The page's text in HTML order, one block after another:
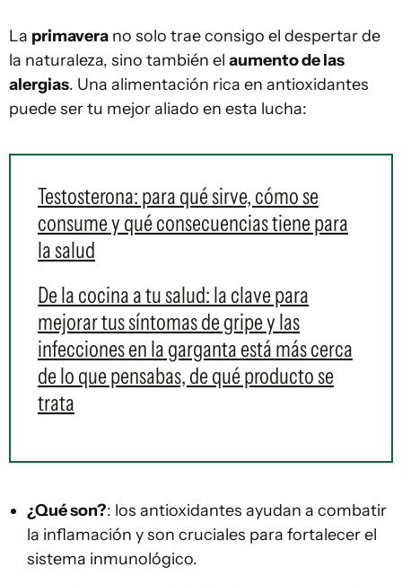
La primavera no solo trae consigo el despertar de
la naturaleza, sino también el aumento de las
alergias. Una alimentación rica en antioxidantes
puede ser tu mejor aliado en esta lucha:
Testosterona: para qué sirve, cómo se
consume y qué consecuencias tiene para
la salud
De la cocina a tu salud: la clave para
mejorar tus síntomas de gripe y las
infecciones en la garganta está más cerca
de lo que pensabas, de qué producto se
trata
¿Qué son?: los antioxidantes ayudan a combatir
la inflamación y son cruciales para fortalecer el
sistema inmunológico.